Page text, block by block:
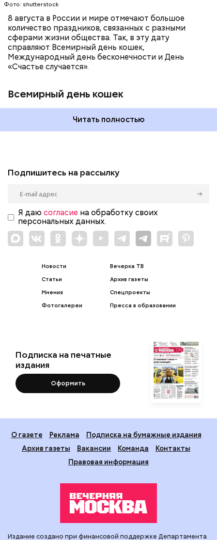
Фото: shutterstock
8 августа в России и мире отмечают большое
количество праздников, связанных с разными
сферами жизни общества. Так, в эту дату
справляют Всемирный день кошек,
Международный день бесконечности и День
«Счастье случается».
Всемирный день кошек
Читать полностью
Подпишитесь на рассылку
Я даю согласие на обработку своих
персональных данных.
Новости
Статьи
Мнения
Фотогалереи
Вечерка ТВ
Архив газеты
Спецпроекты
Пресса в образовании
Подписка на печатные
издания
Оформить
О газете Реклама
Подписка на бумажные издания
Архив газеты
Вакансии Команда
Контакты
Правовая информация
Издание создано при финансовой поддержке Департамента